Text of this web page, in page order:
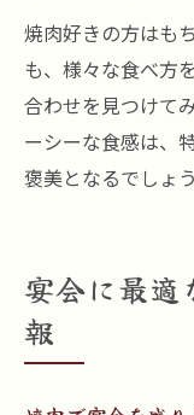
焼肉好きの方はも
も、様々な食べ方
合わせを見つけて
ーシーな食感は、
褒美となるでしょう
宴会に最適
報